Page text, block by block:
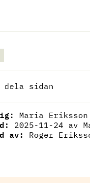
dela sidan
Maria Eriksson
2025-11-24 av
av: Roger